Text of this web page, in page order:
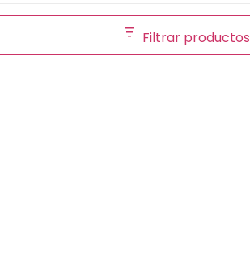
Filtrar productos